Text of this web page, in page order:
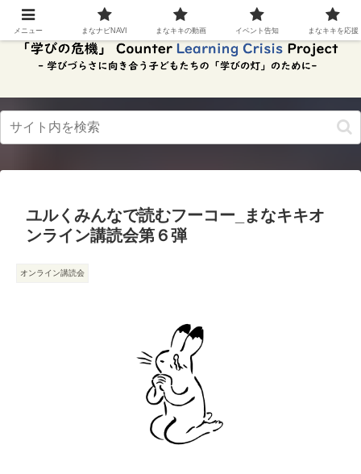
スク
リー
ンリ
ド。
この
ボタ
ンを
と、
ダー
ユルくみんなで読むフーコー_まなキキオ
ンライン講読会第６弾
オンライン講読会
メニュー まなナビNAVI まなキキの動画 イベント告知 まなキキを応援